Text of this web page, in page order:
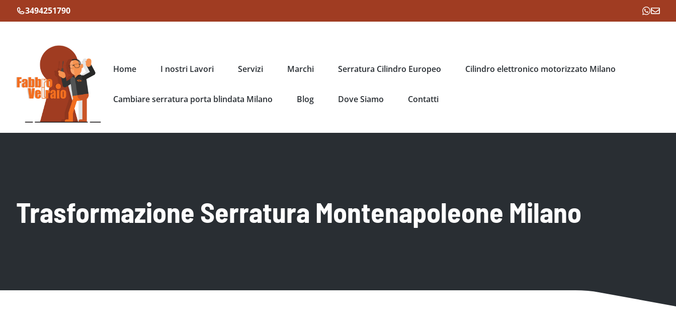
al
3494251790
Home I nostri Lavori Servizi Marchi Serratura Cilindro Europeo Cilindro elettronico motorizzato Milano
Cambiare serratura porta blindata Milano Blog Dove Siamo Contatti
Trasformazione Serratura Montenapoleone Milano